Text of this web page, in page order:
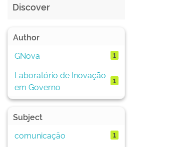
Discover
Author
GNova
1
Laboratório de Inovação
em Governo
1
Subject
comunicação
1